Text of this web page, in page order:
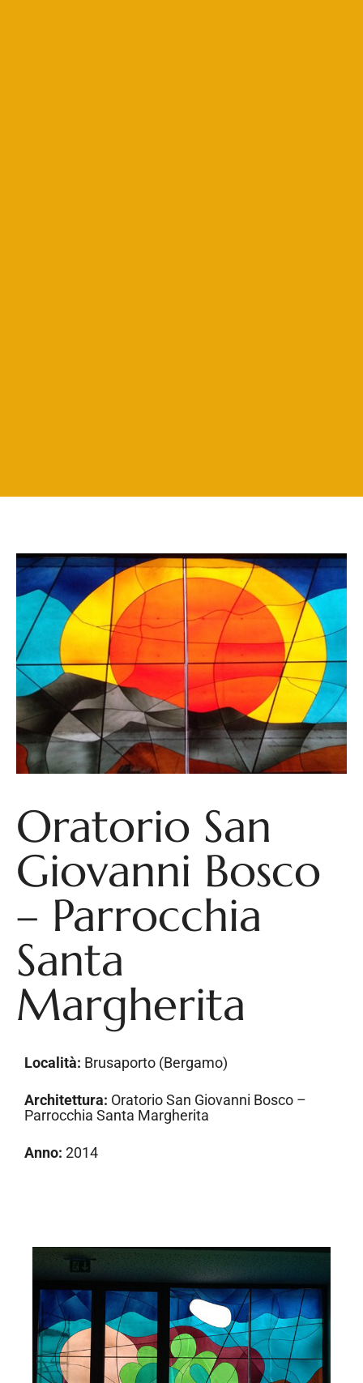
Oratorio San
Giovanni Bosco
– Parrocchia
Santa
Margherita
Località: Brusaporto (Bergamo)
Architettura: Oratorio San Giovanni Bosco –
Parrocchia Santa Margherita
Anno: 2014